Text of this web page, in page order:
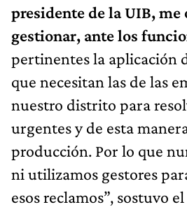
presidente de la UIB, me
gestionar, ante los
pertinentes la aplicación
que necesitan las de las
nuestro distrito para
urgentes y de esta
producción. Por lo que
ni utilizamos gestores
esos reclamos”, sostuvo